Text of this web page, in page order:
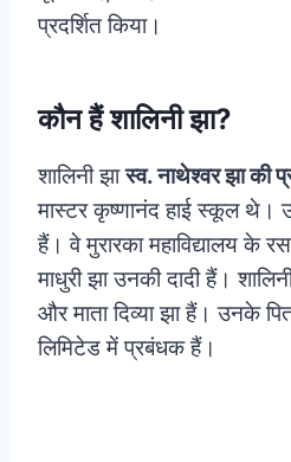
प्रदर्शित किया।
कौन हैं शालिनी झा?
शालिनी झास्‍व. नाथेश्वर झा की
मास्टर कृष्णानंद हाई स्कूल थे।
हैं। वे मुरारका महाविद्यालय के
माधुरी झा उनकी दादी हैं।
और माता दिव्या झा हैं। उनके
लिमिटेड में प्रबंधक हैं।